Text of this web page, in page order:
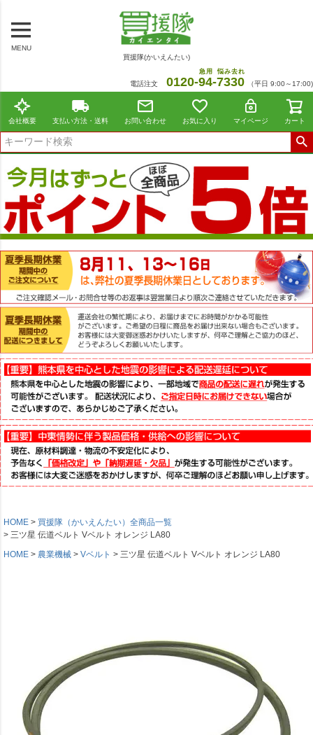
MENU
買援隊(かいえんたい)
電話注文 0120-94
急用
-7330
悩み去れ
（平日 9:00～17:00)
会社概要 支払い方法・送料 お問い合わせ お気に入り マイページ カート
HOME
買援隊（かいえんたい）全商品一覧
三ツ星 伝道ベルト Vベルト オレンジ LA80
HOME
農業機械 Vベルト 三ツ星 伝道ベルト Vベルト オレンジ LA80